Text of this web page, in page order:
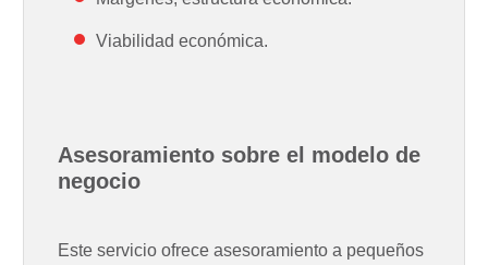
Viabilidad económica.
Asesoramiento sobre el modelo de
negocio
Este servicio ofrece asesoramiento a pequeños